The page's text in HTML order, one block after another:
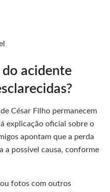
do acidente
César Filho permanecem
explicação oficial sobre o
apontam que a perda
a possível causa, conforme
fotos com outros